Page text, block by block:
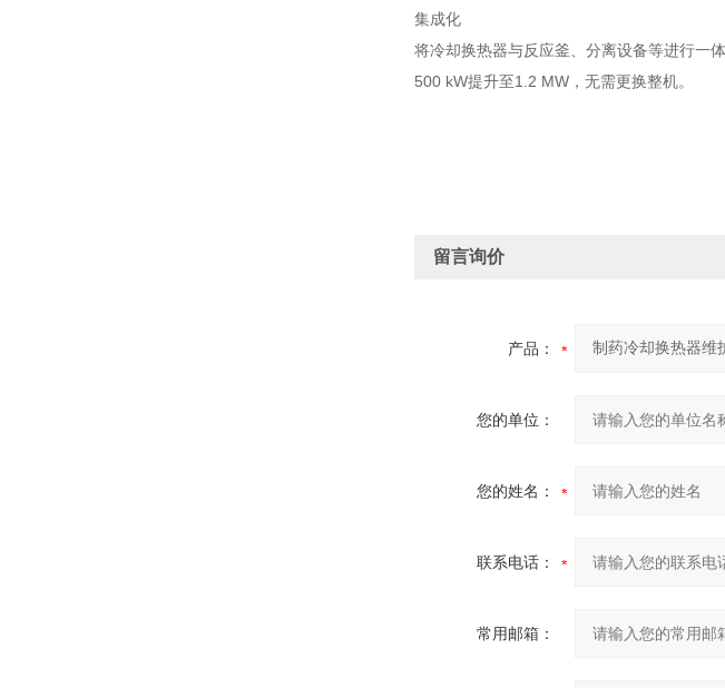
集成化
将冷却换热器与反应釜、分离设备等进行一
500 kW提升至1.2 MW，无需更换整机。
留言询价
产品：
您的单位：
您的姓名：
联系电话：
常用邮箱：